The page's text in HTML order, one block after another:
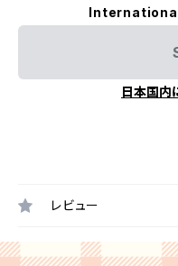
日本国内
レビュー